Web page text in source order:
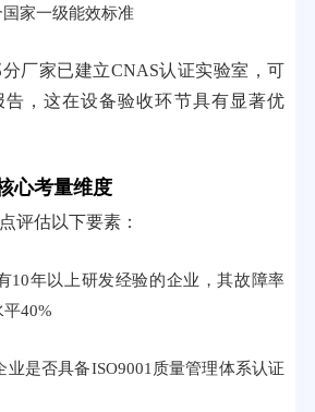
家一级能效标准
厂家已建立CNAS认证实验室，可
，这在设备验收环节具有显著优
心考量维度
评估以下要素：
10年以上研发经验的企业，其故障率
40%
业是否具备ISO9001质量管理体系认证